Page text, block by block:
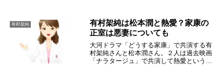
有村架純
有村架純は松本潤と熱愛？家康の
正室は悪妻についても
大河ドラマ「どうする家康」で共演する有
村架純さんと松本潤さん。２人は過去映画
「ナラタージュ」で共演して熱愛という噂